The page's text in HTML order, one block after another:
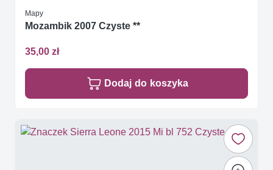
Mapy
Mozambik 2007 Czyste **
35,00 zł
Dodaj do koszyka